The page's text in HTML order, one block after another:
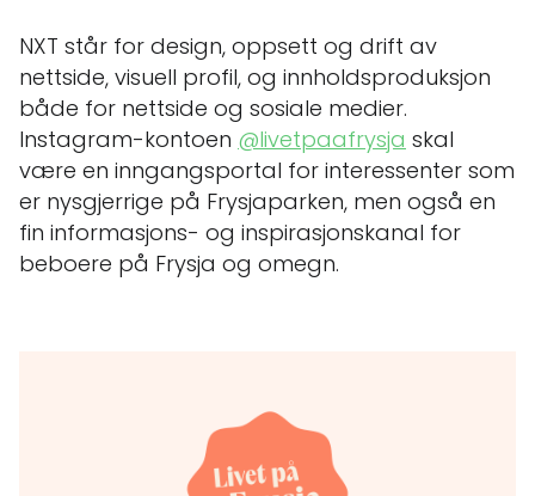
NXT står for design, oppsett og drift av
nettside, visuell profil, og innholdsproduksjon
både for nettside og sosiale medier.
Instagram-kontoen @livetpaafrysja skal
være en inngangsportal for interessenter som
er nysgjerrige på Frysjaparken, men også en
fin informasjons- og inspirasjonskanal for
beboere på Frysja og omegn.